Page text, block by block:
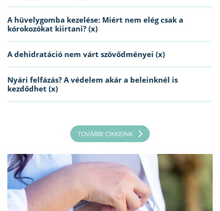
A hüvelygomba kezelése: Miért nem elég csak a
kórokozókat kiirtani? (x)
A dehidratáció nem várt szövődményei (x)
Nyári felfázás? A védelem akár a beleinknél is
kezdődhet (x)
TOVÁBBI CIKKEINK